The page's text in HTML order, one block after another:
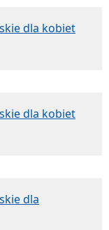
dla kobiet
dla kobiet
dla